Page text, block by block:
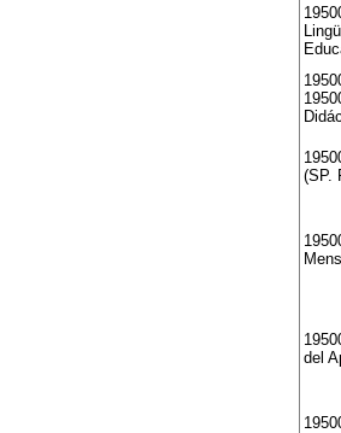
(SP.
del